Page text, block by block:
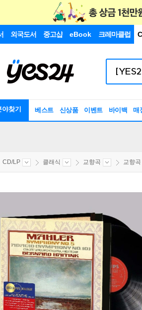
외국도서 중고샵 eBook 크레마클럽
찾기 베스트 신상품 이벤트 바이백 매
CD/LP 클래식 교향곡 교향